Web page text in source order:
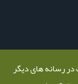
رسانه های دیگر